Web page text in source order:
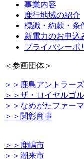
事業内容
鹿行地域の紹介
標識・約款・条
新電力のお申込
プライバシーポ
＜参画団体＞
＞＞鹿島アントラーズ
＞＞ザ・ロイヤルゴ
＞＞なめがたファー
＞＞関彰商事
＞＞鹿嶋市
＞＞潮来市